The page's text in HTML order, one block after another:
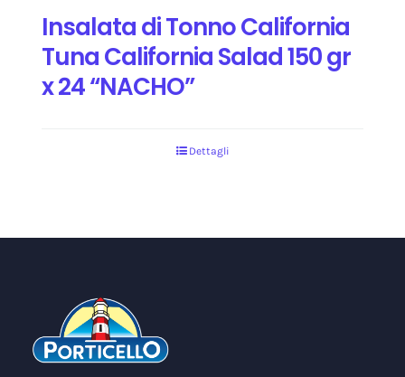
Insalata di Tonno California
Tuna California Salad 150 gr
x 24 “NACHO”
Dettagli